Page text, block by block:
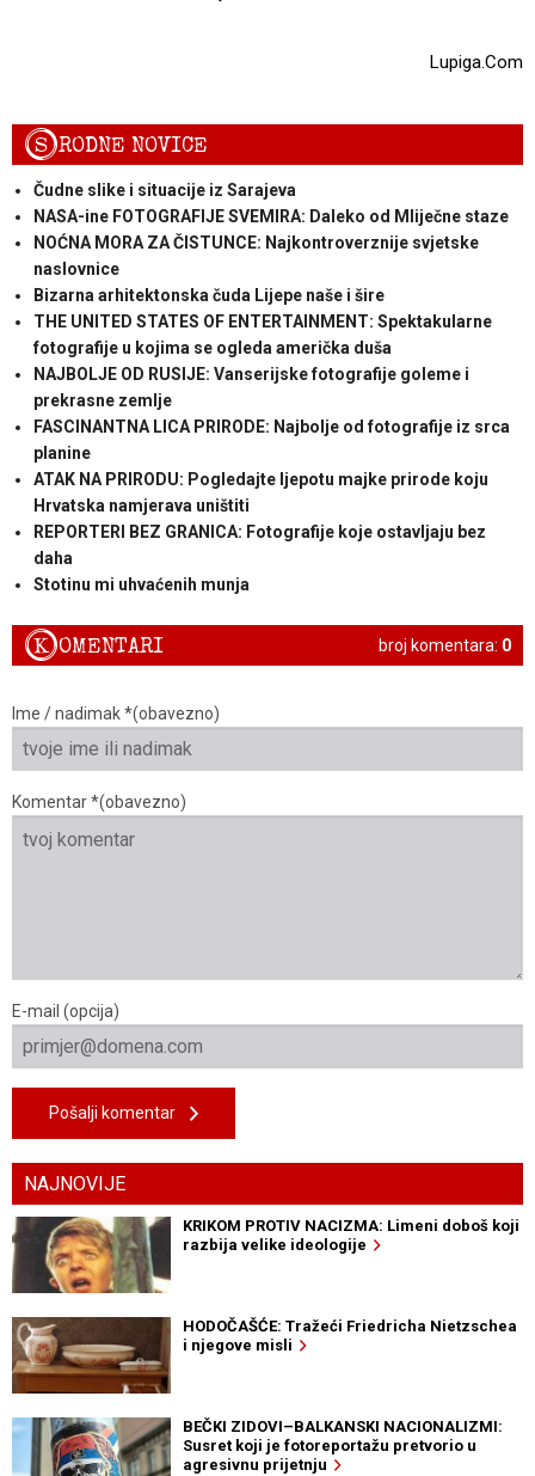
Lupiga.Com
SRODNE NOVICE
Čudne slike i situacije iz Sarajeva
NASA-ine FOTOGRAFIJE SVEMIRA: Daleko od Mliječne staze
NOĆNA MORA ZA ČISTUNCE: Najkontroverznije svjetske
naslovnice
Bizarna arhitektonska čuda Lijepe naše i šire
THE UNITED STATES OF ENTERTAINMENT: Spektakularne
fotografije u kojima se ogleda američka duša
NAJBOLJE OD RUSIJE: Vanserijske fotografije goleme i
prekrasne zemlje
FASCINANTNA LICA PRIRODE: Najbolje od fotografije iz srca
planine
ATAK NA PRIRODU: Pogledajte ljepotu majke prirode koju
Hrvatska namjerava uništiti
REPORTERI BEZ GRANICA: Fotografije koje ostavljaju bez
daha
Stotinu mi uhvaćenih munja
broj komentara: 0
KOMENTARI
Ime / nadimak *(obavezno)
Komentar *(obavezno)
E-mail (opcija)
Pošalji komentar
NAJNOVIJE
KRIKOM PROTIV NACIZMA: Limeni doboš koji
razbija velike ideologije
HODOČAŠĆE: Tražeći Friedricha Nietzschea
i njegove misli
BEČKI ZIDOVI–BALKANSKI NACIONALIZMI:
Susret koji je fotoreportažu pretvorio u
agresivnu prijetnju